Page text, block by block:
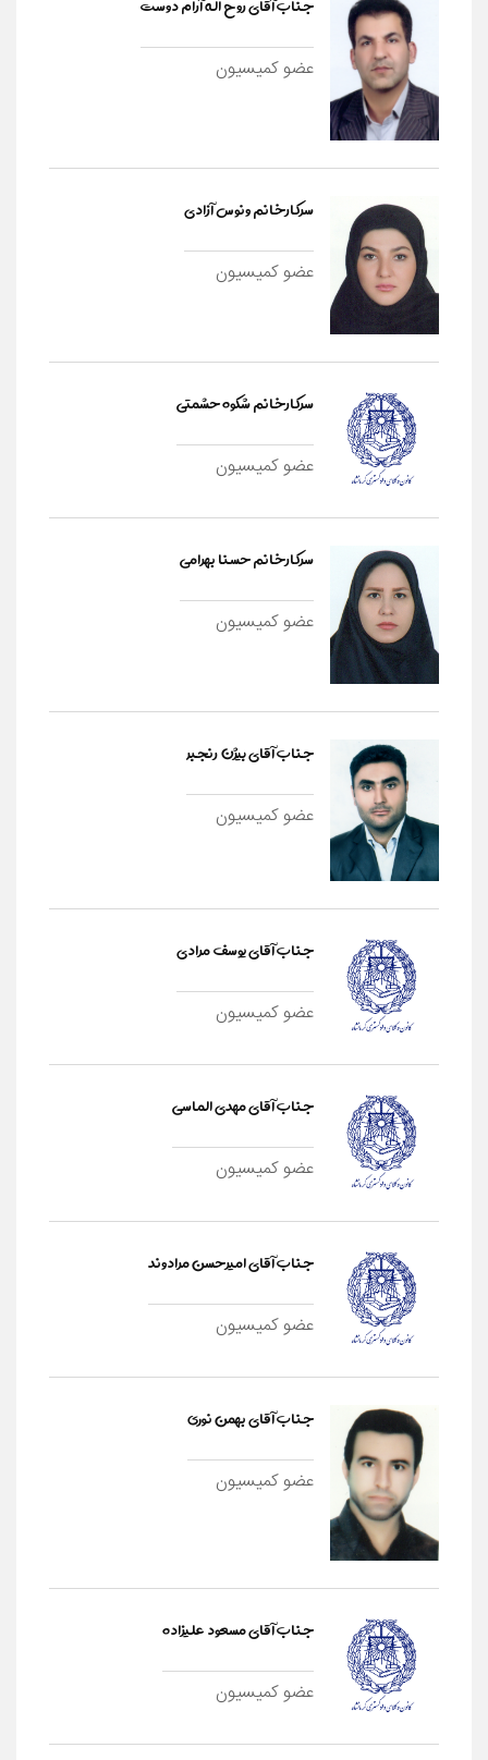
عضو کمیسیون
سرکارخانم ونوس آزادی
عضو کمیسیون
سرکارخانم شکوه حشمتی
عضو کمیسیون
سرکارخانم حسنا بهرامی
عضو کمیسیون
جناب آقای بیژن رنجبر
عضو کمیسیون
جناب آقای یوسف مرادی
عضو کمیسیون
جناب آقای مهدی الماسی
عضو کمیسیون
جناب آقای امیرحسن مرادوند
عضو کمیسیون
جناب آقای بهمن نوری
عضو کمیسیون
جناب آقای مسعود علیزاده
عضو کمیسیون